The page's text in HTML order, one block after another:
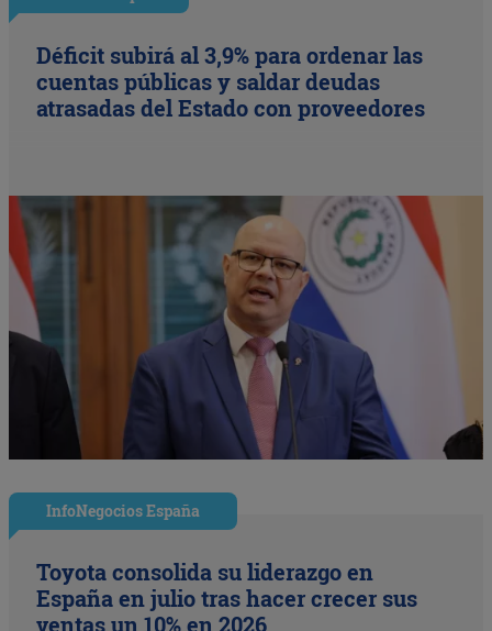
Déficit subirá al 3,9% para ordenar las
cuentas públicas y saldar deudas
atrasadas del Estado con proveedores
InfoNegocios España
Toyota consolida su liderazgo en
España en julio tras hacer crecer sus
ventas un 10% en 2026